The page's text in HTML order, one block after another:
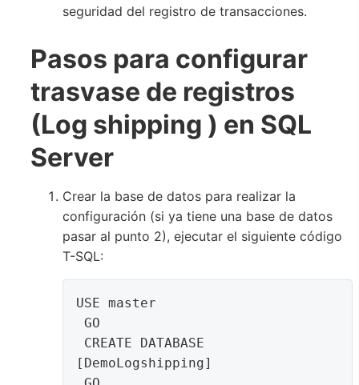
seguridad del registro de transacciones.
Pasos para configurar
trasvase de registros
(Log shipping ) en SQL
Server
Crear la base de datos para realizar la
configuración (si ya tiene una base de datos
pasar al punto 2), ejecutar el siguiente código
T-SQL:
USE master
[DemoLogshipping]